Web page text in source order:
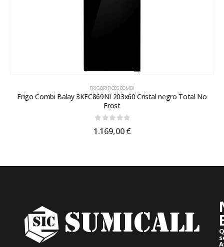
FRIGORÍFICOS COMBI
Frigo Combi Balay 3KFC869NI 203x60 Cristal negro Total No
Frost
1.169,00€